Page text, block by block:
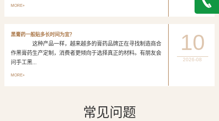
MORE+
黑膏药一般贴多长时间为宜？
这种产品一样，越来越多的膏药品牌正在寻找制造商合
作黑膏药生产定制，消费者更倾向于选择真正的材料。有朋友会
问手工黑...
MORE+
10
2026-08
常见问题